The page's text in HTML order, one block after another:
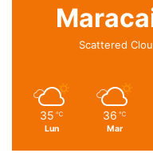
Scattered
35 ℃
Lun
36 ℃
Mar